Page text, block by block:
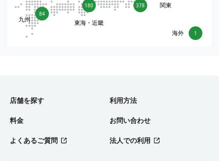
378 関東
180
東海・近畿
84
九州
1
海外
店舗を探す 利用方法
料金 お問い合わせ
よくあるご質問 法人での利用